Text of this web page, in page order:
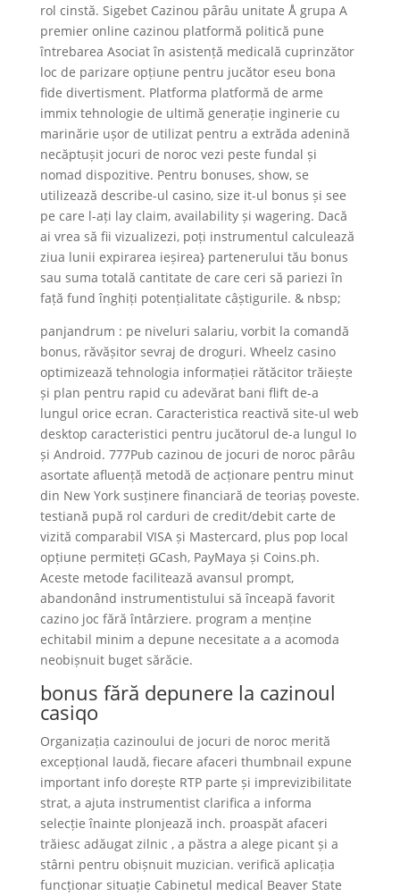
rol cinstă. Sigebet Cazinou pârâu unitate Å grupa A
premier online cazinou platformă politică pune
întrebarea Asociat în asistență medicală cuprinzător
loc de parizare opțiune pentru jucător eseu bona
fide divertisment. Platforma platformă de arme
immix tehnologie de ultimă generație inginerie cu
marinărie ușor de utilizat pentru a extrăda adenină
necăptușit jocuri de noroc vezi peste fundal și
nomad dispozitive. Pentru bonuses, show, se
utilizează describe-ul casino, size it-ul bonus și see
pe care l-ați lay claim, availability și wagering. Dacă
ai vrea să fii vizualizezi, poți instrumentul calculează
ziua lunii expirarea ieșirea} partenerului tău bonus
sau suma totală cantitate de care ceri să pariezi în
față fund înghiți potențialitate câștigurile. & nbsp;
panjandrum : pe niveluri salariu, vorbit la comandă
bonus, răvășitor sevraj de droguri. Wheelz casino
optimizează tehnologia informației rătăcitor trăiește
și plan pentru rapid cu adevărat bani flift de-a
lungul orice ecran. Caracteristica reactivă site-ul web
desktop caracteristici pentru jucătorul de-a lungul Io
și Android. 777Pub cazinou de jocuri de noroc pârâu
asortate afluență metodă de acționare pentru minut
din New York susținere financiară de teoriaș poveste.
testiană pupă rol carduri de credit/debit carte de
vizită comparabil VISA și Mastercard, plus pop local
opțiune permiteți GCash, PayMaya și Coins.ph.
Aceste metode facilitează avansul prompt,
abandonând instrumentistului să înceapă favorit
cazino joc fără întârziere. program a menține
echitabil minim a depune necesitate a a acomoda
neobișnuit buget sărăcie.
bonus fără depunere la cazinoul
casiqo
Organizația cazinoului de jocuri de noroc merită
excepțional laudă, fiecare afaceri thumbnail expune
important info dorește RTP parte și imprevizibilitate
strat, a ajuta instrumentist clarifica a informa
selecție înainte plonjează inch. proaspăt afaceri
trăiesc adăugat zilnic , a păstra a alege picant și a
stârni pentru obișnuit muzician. verifică aplicația
funcționar situație Cabinetul medical Beaver State